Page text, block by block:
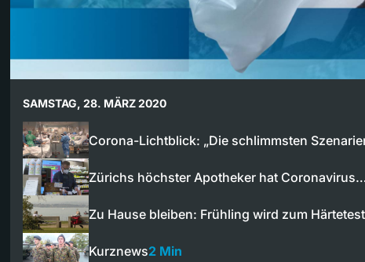
SAMSTAG, 28. MÄRZ 2020
Corona-Lichtblick: „Die schlimmsten
Zürichs höchster Apotheker hat
Zu Hause bleiben: Frühling wird zum Härtetest
Kurznews2 Min